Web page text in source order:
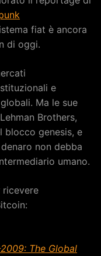
fiat è ancora
di oggi.
e
Ma le sue
Brothers,
blocco genesis, e
non debba
umano.
ricevere
The Global